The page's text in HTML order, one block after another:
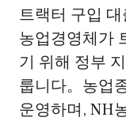
트랙터 구입
농업경영체가
기 위해 정부
룹니다。농업
운영하며, NH